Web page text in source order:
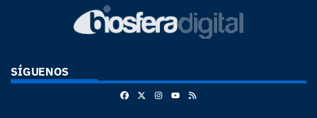
SÍGUENOS
FacebookInstagram